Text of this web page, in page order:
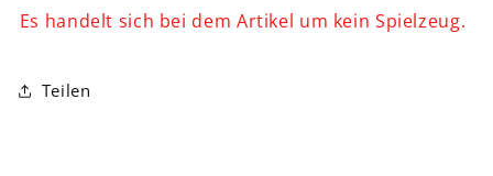
Es handelt sich bei dem Artikel um kein Spielzeug.
Teilen